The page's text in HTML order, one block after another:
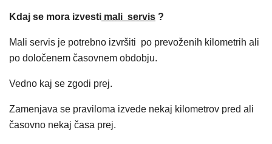
Kdaj se mora izvesti mali servis ?
Mali servis je potrebno izvršiti po prevoženih kilometrih ali
po določenem časovnem obdobju.
Vedno kaj se zgodi prej.
Zamenjava se praviloma izvede nekaj kilometrov pred ali
časovno nekaj časa prej.